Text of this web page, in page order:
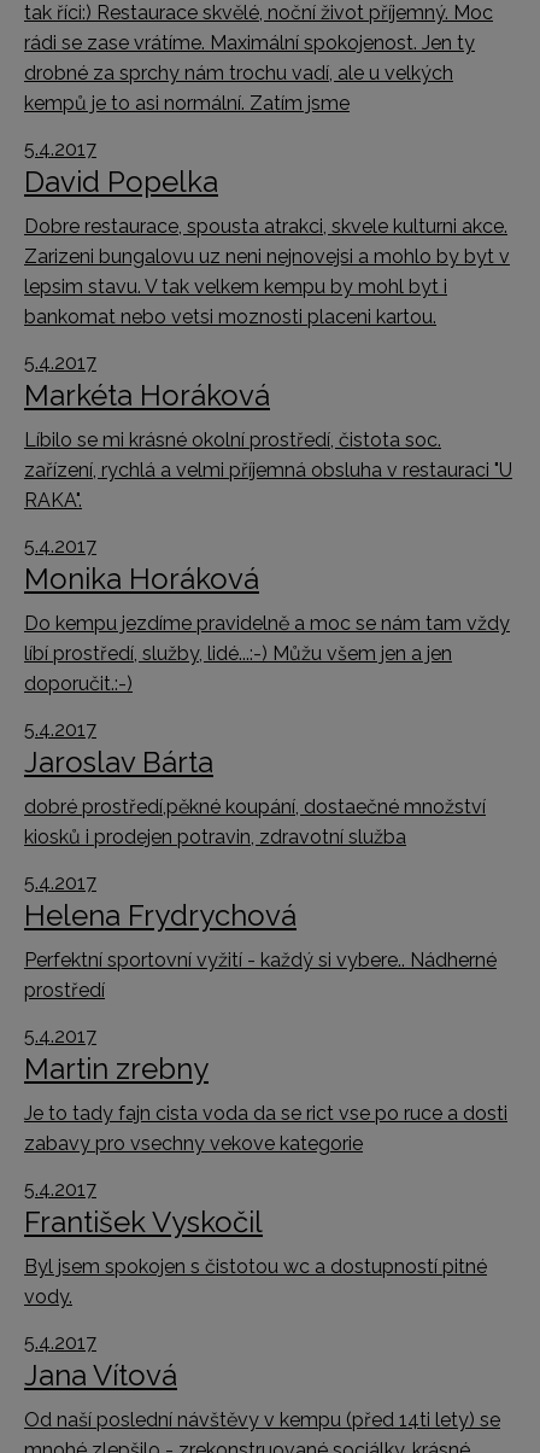
tak říci:) Restaurace skvělé, noční život příjemný. Moc
rádi se zase vrátíme. Maximální spokojenost. Jen ty
drobné za sprchy nám trochu vadí, ale u velkých
kempů je to asi normální. Zatím jsme
5.4.2017
David Popelka
Dobre restaurace, spousta atrakci, skvele kulturni akce.
Zarizeni bungalovu uz neni nejnovejsi a mohlo by byt v
lepsim stavu. V tak velkem kempu by mohl byt i
bankomat nebo vetsi moznosti placeni kartou.
5.4.2017
Markéta Horáková
Líbilo se mi krásné okolní prostředí, čistota soc.
zařízení, rychlá a velmi příjemná obsluha v restauraci "U
RAKA".
5.4.2017
Monika Horáková
Do kempu jezdíme pravidelně a moc se nám tam vždy
líbí prostředí, služby, lidé...:-) Můžu všem jen a jen
doporučit.:-)
5.4.2017
Jaroslav Bárta
dobré prostředí,pěkné koupání, dostaečné množství
kiosků i prodejen potravin, zdravotní služba
5.4.2017
Helena Frydrychová
Perfektní sportovní vyžití - každý si vybere.. Nádherné
prostředí
5.4.2017
Martin zrebny
Je to tady fajn cista voda da se rict vse po ruce a dosti
zabavy pro vsechny vekove kategorie
5.4.2017
František Vyskočil
Byl jsem spokojen s čistotou wc a dostupností pitné
vody.
5.4.2017
Jana Vítová
Od naší poslední návštěvy v kempu (před 14ti lety) se